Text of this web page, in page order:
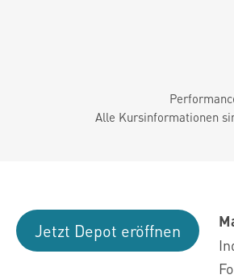
Alle Kursinformationen
Jetzt Depot eröffnen